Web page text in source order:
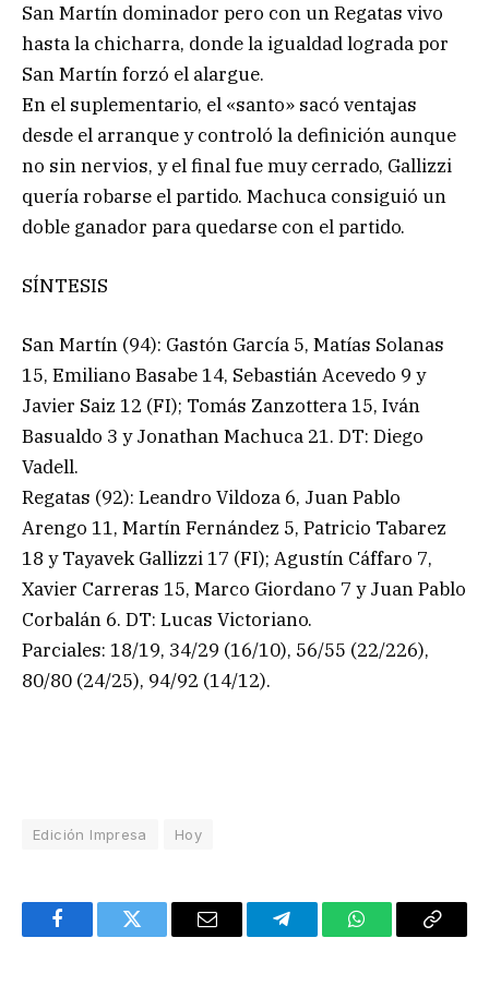
San Martín dominador pero con un Regatas vivo
hasta la chicharra, donde la igualdad lograda por
San Martín forzó el alargue.
En el suplementario, el «santo» sacó ventajas
desde el arranque y controló la definición aunque
no sin nervios, y el final fue muy cerrado, Gallizzi
quería robarse el partido. Machuca consiguió un
doble ganador para quedarse con el partido.
SÍNTESIS
San Martín (94): Gastón García 5, Matías Solanas
15, Emiliano Basabe 14, Sebastián Acevedo 9 y
Javier Saiz 12 (FI); Tomás Zanzottera 15, Iván
Basualdo 3 y Jonathan Machuca 21. DT: Diego
Vadell.
Regatas (92): Leandro Vildoza 6, Juan Pablo
Arengo 11, Martín Fernández 5, Patricio Tabarez
18 y Tayavek Gallizzi 17 (FI); Agustín Cáffaro 7,
Xavier Carreras 15, Marco Giordano 7 y Juan Pablo
Corbalán 6. DT: Lucas Victoriano.
Parciales: 18/19, 34/29 (16/10), 56/55 (22/226),
80/80 (24/25), 94/92 (14/12).
Edición Impresa Hoy
FacebookTwitter Email TelegramWhatsAppCopy